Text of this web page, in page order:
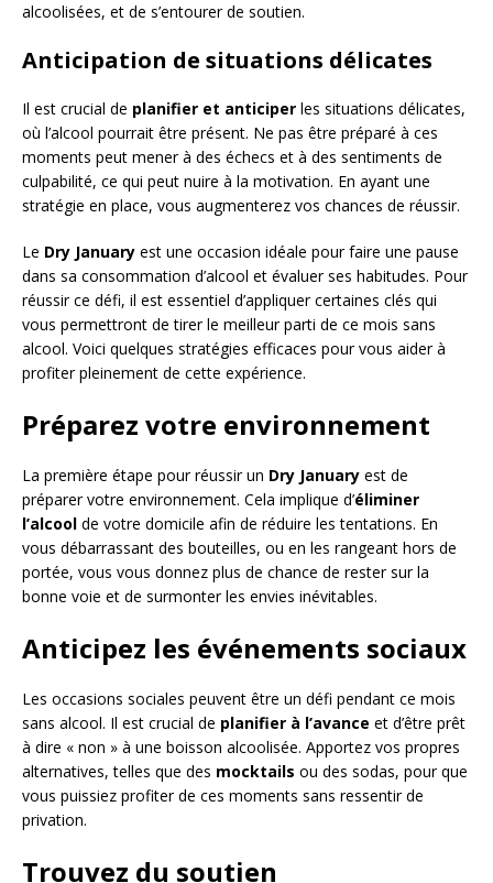
alcoolisées, et de s’entourer de soutien.
Anticipation de situations délicates
Il est crucial de planifier et anticiper les situations délicates,
où l’alcool pourrait être présent. Ne pas être préparé à ces
moments peut mener à des échecs et à des sentiments de
culpabilité, ce qui peut nuire à la motivation. En ayant une
stratégie en place, vous augmenterez vos chances de réussir.
Le Dry January est une occasion idéale pour faire une pause
dans sa consommation d’alcool et évaluer ses habitudes. Pour
réussir ce défi, il est essentiel d’appliquer certaines clés qui
vous permettront de tirer le meilleur parti de ce mois sans
alcool. Voici quelques stratégies efficaces pour vous aider à
profiter pleinement de cette expérience.
Préparez votre environnement
La première étape pour réussir un Dry January est de
préparer votre environnement. Cela implique d’éliminer
l’alcool de votre domicile afin de réduire les tentations. En
vous débarrassant des bouteilles, ou en les rangeant hors de
portée, vous vous donnez plus de chance de rester sur la
bonne voie et de surmonter les envies inévitables.
Anticipez les événements sociaux
Les occasions sociales peuvent être un défi pendant ce mois
sans alcool. Il est crucial de planifier à l’avance et d’être prêt
à dire « non » à une boisson alcoolisée. Apportez vos propres
alternatives, telles que des mocktails ou des sodas, pour que
vous puissiez profiter de ces moments sans ressentir de
privation.
Trouvez du soutien